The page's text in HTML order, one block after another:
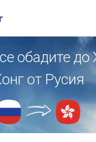
обадите до
от Русия